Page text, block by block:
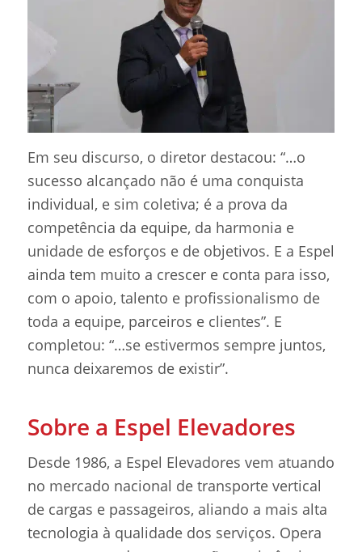
Em seu discurso, o diretor destacou: “…o
sucesso alcançado não é uma conquista
individual, e sim coletiva; é a prova da
competência da equipe, da harmonia e
unidade de esforços e de objetivos. E a Espel
ainda tem muito a crescer e conta para isso,
com o apoio, talento e profissionalismo de
toda a equipe, parceiros e clientes”. E
completou: “…se estivermos sempre juntos,
nunca deixaremos de existir”.
Sobre a Espel Elevadores
Desde 1986, a Espel Elevadores vem atuando
no mercado nacional de transporte vertical
de cargas e passageiros, aliando a mais alta
tecnologia à qualidade dos serviços. Opera